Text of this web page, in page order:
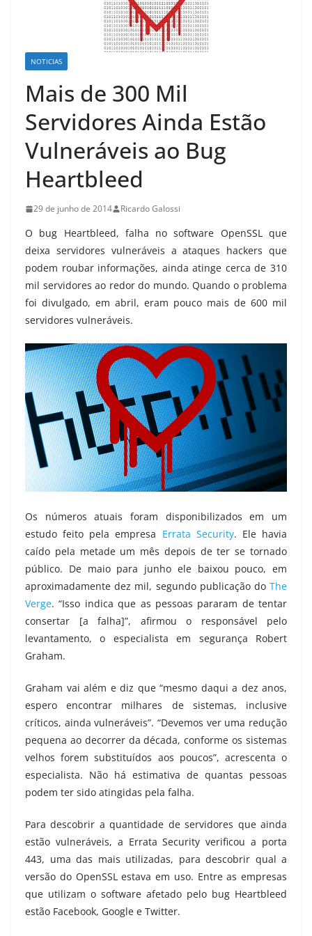
NOTICIAS
Mais de 300 Mil
Servidores Ainda Estão
Vulneráveis ao Bug
Heartbleed
29 de junho de 2014 Ricardo Galossi
O bug Heartbleed, falha no software OpenSSL que
deixa servidores vulneráveis a ataques hackers que
podem roubar informações, ainda atinge cerca de 310
mil servidores ao redor do mundo. Quando o problema
foi divulgado, em abril, eram pouco mais de 600 mil
servidores vulneráveis.
Os números atuais foram disponibilizados em um
estudo feito pela empresa Errata Security. Ele havia
caído pela metade um mês depois de ter se tornado
público. De maio para junho ele baixou pouco, em
aproximadamente dez mil, segundo publicação do The
Verge. “Isso indica que as pessoas pararam de tentar
consertar [a falha]”, afirmou o responsável pelo
levantamento, o especialista em segurança Robert
Graham.
Graham vai além e diz que “mesmo daqui a dez anos,
espero encontrar milhares de sistemas, inclusive
críticos, ainda vulneráveis”. “Devemos ver uma redução
pequena ao decorrer da década, conforme os sistemas
velhos forem substituídos aos poucos”, acrescenta o
especialista. Não há estimativa de quantas pessoas
podem ter sido atingidas pela falha.
Para descobrir a quantidade de servidores que ainda
estão vulneráveis, a Errata Security verificou a porta
443, uma das mais utilizadas, para descobrir qual a
versão do OpenSSL estava em uso. Entre as empresas
que utilizam o software afetado pelo bug Heartbleed
estão Facebook, Google e Twitter.